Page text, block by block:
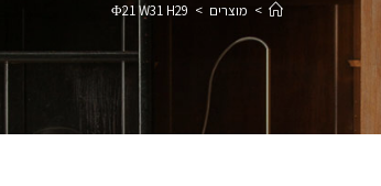
> מוצרים >
Φ21 W31 H29